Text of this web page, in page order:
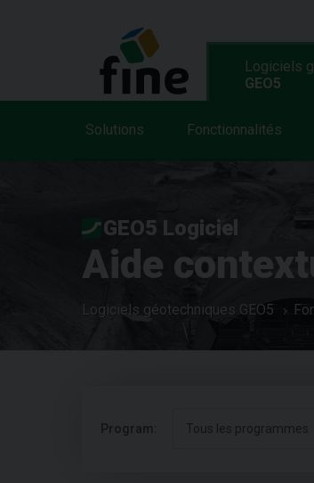
Logiciels
GEO5
Solutions Fonctionnalités
GEO5 Logiciel
Aide
Logiciels géotechniques GEO5
Program: Tous les programmes